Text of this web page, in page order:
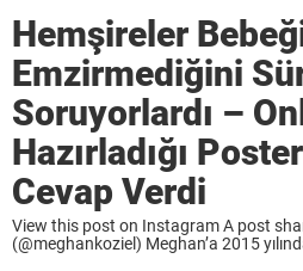
Hemşireler
Emzirmediğini
Soruyorlardı –
Hazırladığı
Cevap Verdi
View this post on Instagram A post
(@meghankoziel) Meghan’a 2015